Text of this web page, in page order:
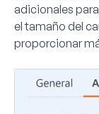
adicionales
el tamaño del
proporcionar